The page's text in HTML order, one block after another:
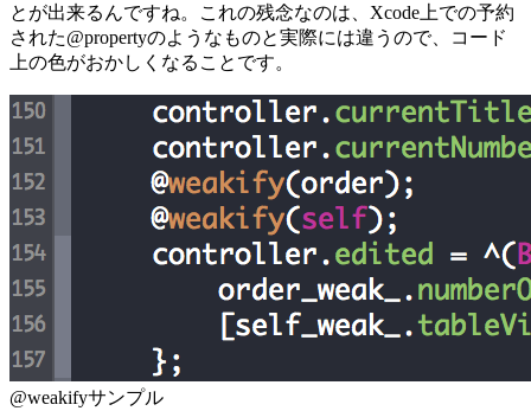
とが出来るんですね。これの残念なのは、Xcode上での予約
された@propertyのようなものと実際には違うので、コード
上の色がおかしくなることです。
@weakifyサンプル